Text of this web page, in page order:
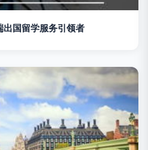
国留学服务引领者